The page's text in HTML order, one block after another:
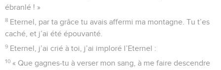
ébranlé ! »
8 Eternel, par ta grâce tu avais affermi ma montagne. Tu t’es
caché, et j’ai été épouvanté.
9 Eternel, j’ai crié à toi, j’ai imploré l’Eternel :
10 « Que gagnes-tu à verser mon sang, à me faire descendre